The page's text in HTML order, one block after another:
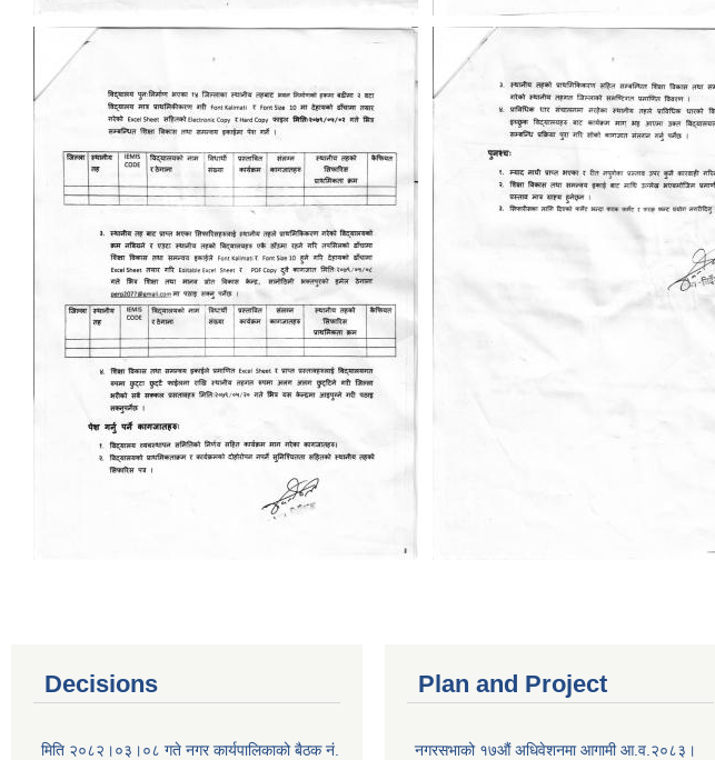
Decisions
मिति २०८२।०३।०८ गते नगर कार्यपालिकाको बैठक नं.
Plan and Project
नगरसभाको १७औं अधिवेशनमा आगामी आ.व.२०८३।